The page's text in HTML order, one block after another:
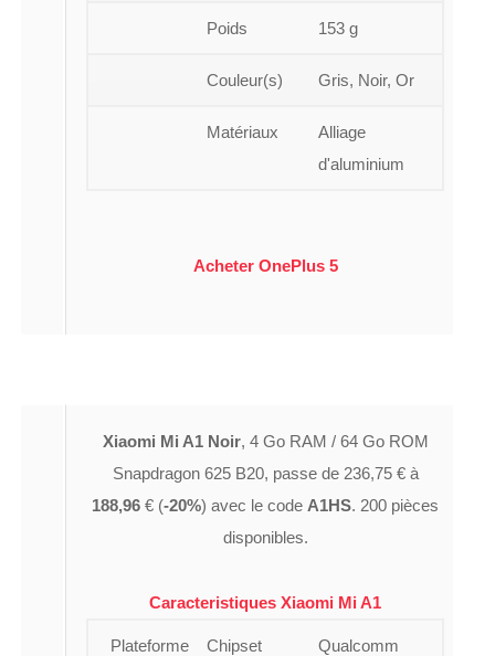
Poids 153 g
Couleur(s) Gris, Noir, Or
Matériaux
Alliage
d'aluminium
Acheter OnePlus 5
Xiaomi Mi A1 Noir, 4 Go RAM / 64 Go ROM
Snapdragon 625 B20, passe de 236,75 € à
188,96 € (-20%) avec le code A1HS. 200 pièces
disponibles.
Caracteristiques Xiaomi Mi A1
Plateforme Chipset
Qualcomm